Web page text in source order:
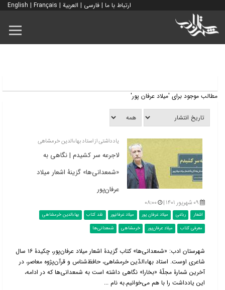
ارتباط با ما | فارسی | العربية |
English | Français
مطالب موجود برای 'میلاد عرفان پور'
یادداشتی از استاد بهاءالدین خرمشاهی
لاجرعه سر کشیدم | نگاهی به
«شمعدانی‌ها» گزینۀ اشعار میلاد
عرفان‌پور
۰۹ شهریور ۱۴۰۱ | ۰۸:۰۰
اشعار رباعی میلاد عرفان پور میلاد عرفانپور نقد کتاب
بهاءالدین خرمشاهی
معرفی کتاب
میلاد عرفان‌پور خرمشاهی شمعدانی‌ها
شهرستان ادب: «شمعدانی‌ها» کتاب گزیدۀ اشعار میلاد عرفان‌پور، چکیدۀ ۱۶ سال
شاعری اوست. استاد بهاءالدّین خرمشاهی، حافظ‌شناس و قرآن‌پژوه معاصر، در
آخرین شمارۀ مجلّۀ «بخارا» نگاهی داشته است به شمعدانی‌ها که در ادامه،
این یادداشت را با هم می‌خوانیم.به نام ...